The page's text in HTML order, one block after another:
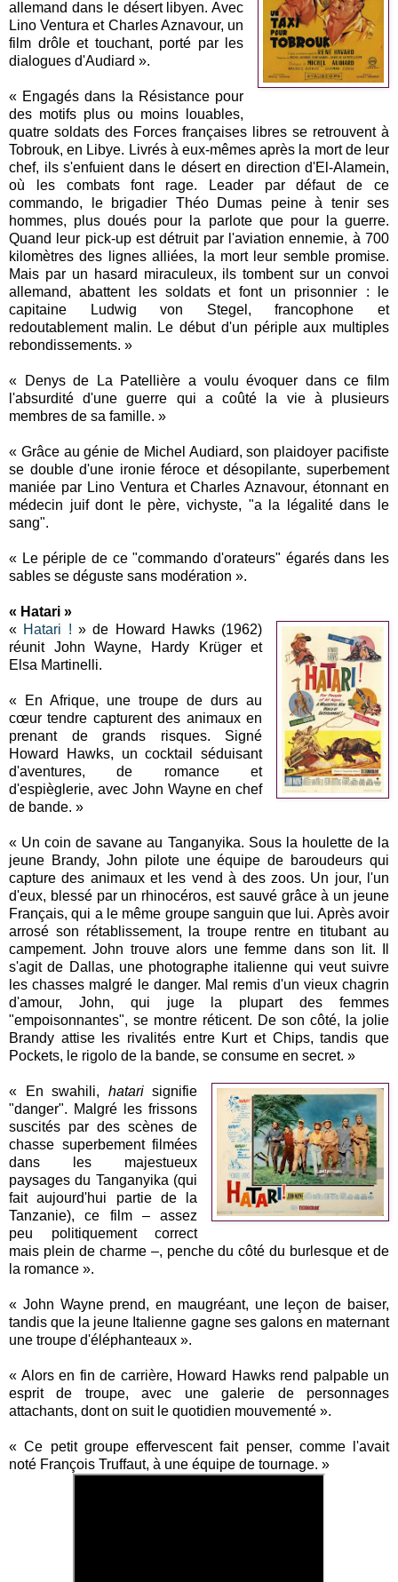
allemand dans le désert libyen. Avec
Lino Ventura et Charles Aznavour, un
film drôle et touchant, porté par les
dialogues d'Audiard ».
« Engagés dans la Résistance pour
des motifs plus ou moins louables,
quatre soldats des Forces françaises libres se retrouvent à
Tobrouk, en Libye. Livrés à eux-mêmes après la mort de leur
chef, ils s'enfuient dans le désert en direction d'El-Alamein,
où les combats font rage. Leader par défaut de ce
commando, le brigadier Théo Dumas peine à tenir ses
hommes, plus doués pour la parlote que pour la guerre.
Quand leur pick-up est détruit par l'aviation ennemie, à 700
kilomètres des lignes alliées, la mort leur semble promise.
Mais par un hasard miraculeux, ils tombent sur un convoi
allemand, abattent les soldats et font un prisonnier : le
capitaine Ludwig von Stegel, francophone et
redoutablement malin. Le début d'un périple aux multiples
rebondissements. »
« Denys de La Patellière a voulu évoquer dans ce film
l'absurdité d'une guerre qui a coûté la vie à plusieurs
membres de sa famille. »
« Grâce au génie de Michel Audiard, son plaidoyer pacifiste
se double d'une ironie féroce et désopilante, superbement
maniée par Lino Ventura et Charles Aznavour, étonnant en
médecin juif dont le père, vichyste, "a la légalité dans le
sang".
« Le périple de ce "commando d'orateurs" égarés dans les
sables se déguste sans modération ».
« Hatari »
« Hatari ! » de Howard Hawks (1962)
réunit John Wayne, Hardy Krüger et
Elsa Martinelli.
« En Afrique, une troupe de durs au
cœur tendre capturent des animaux en
prenant de grands risques. Signé
Howard Hawks, un cocktail séduisant
d'aventures, de romance et
d'espièglerie, avec John Wayne en chef
de bande. »
« Un coin de savane au Tanganyika. Sous la houlette de la
jeune Brandy, John pilote une équipe de baroudeurs qui
capture des animaux et les vend à des zoos. Un jour, l'un
d'eux, blessé par un rhinocéros, est sauvé grâce à un jeune
Français, qui a le même groupe sanguin que lui. Après avoir
arrosé son rétablissement, la troupe rentre en titubant au
campement. John trouve alors une femme dans son lit. Il
s'agit de Dallas, une photographe italienne qui veut suivre
les chasses malgré le danger. Mal remis d'un vieux chagrin
d'amour, John, qui juge la plupart des femmes
"empoisonnantes", se montre réticent. De son côté, la jolie
Brandy attise les rivalités entre Kurt et Chips, tandis que
Pockets, le rigolo de la bande, se consume en secret. »
« En swahili, hatarisignifie
"danger". Malgré les frissons
suscités par des scènes de
chasse superbement filmées
dans les majestueux
paysages du Tanganyika (qui
fait aujourd'hui partie de la
Tanzanie), ce film – assez
peu politiquement correct
mais plein de charme –, penche du côté du burlesque et de
la romance ».
« John Wayne prend, en maugréant, une leçon de baiser,
tandis que la jeune Italienne gagne ses galons en maternant
une troupe d'éléphanteaux ».
« Alors en fin de carrière, Howard Hawks rend palpable un
esprit de troupe, avec une galerie de personnages
attachants, dont on suit le quotidien mouvementé ».
« Ce petit groupe effervescent fait penser, comme l'avait
noté François Truffaut, à une équipe de tournage. »